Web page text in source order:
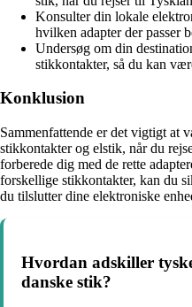
Konsulter din lokale
hvilken adapter der passer
Undersøg om din
stikkontakter, så du kan
Konklusion
Sammenfattende er det vigtigt at
stikkontakter og elstik, når du
forberede dig med de rette
forskellige stikkontakter, kan du
du tilslutter dine elektroniske
Hvordan adskiller
danske stik?